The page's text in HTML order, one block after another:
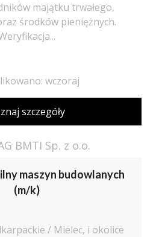
majątku trwałego,
środków pieniężnych.
wczoraj
szczegóły
BMTI Sp. z o.o.
maszyn budowlanych
(m/k)
/ Mielec, i okolice